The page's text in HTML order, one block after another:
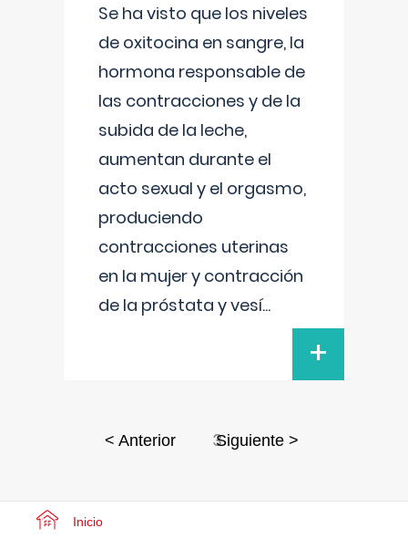
Se ha visto que los niveles
de oxitocina en sangre, la
hormona responsable de
las contracciones y de la
subida de la leche,
aumentan durante el
acto sexual y el orgasmo,
produciendo
contracciones uterinas
en la mujer y contracción
de la próstata y vesí...
+
< Anterior 3Siguiente >
Inicio